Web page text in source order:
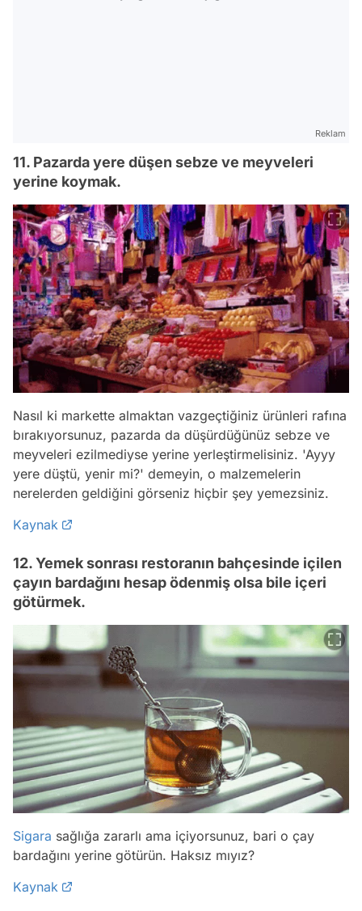
Reklam
11. Pazarda yere düşen sebze ve meyveleri
yerine koymak.
Nasıl ki markette almaktan vazgeçtiğiniz ürünleri rafına
bırakıyorsunuz, pazarda da düşürdüğünüz sebze ve
meyveleri ezilmediyse yerine yerleştirmelisiniz. 'Ayyy
yere düştü, yenir mi?' demeyin, o malzemelerin
nerelerden geldiğini görseniz hiçbir şey yemezsiniz.
Kaynak
12. Yemek sonrası restoranın bahçesinde içilen
çayın bardağını hesap ödenmiş olsa bile içeri
götürmek.
Sigara sağlığa zararlı ama içiyorsunuz, bari o çay
bardağını yerine götürün. Haksız mıyız?
Kaynak